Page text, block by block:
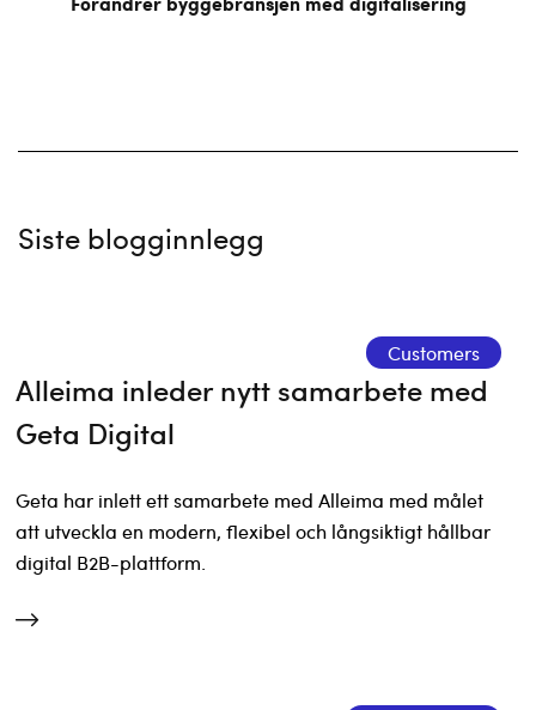
Siste blogginnlegg
Customers
Alleima inleder nytt samarbete med
Geta Digital
Geta har inlett ett samarbete med Alleima med målet
att utveckla en modern, flexibel och långsiktigt hållbar
digital B2B-plattform.